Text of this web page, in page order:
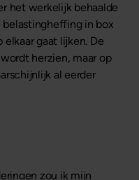
het werkelijk behaalde
in box
elkaar gaat lijken. De
herzien, maar op
al eerder
zou ik mijn